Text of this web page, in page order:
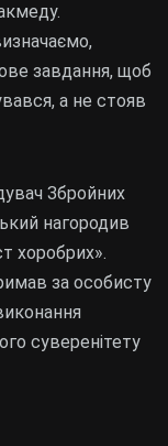
завдання, щоб
а не стояв
Збройних
нагородив
хоробрих».
за особисту
суверенітету